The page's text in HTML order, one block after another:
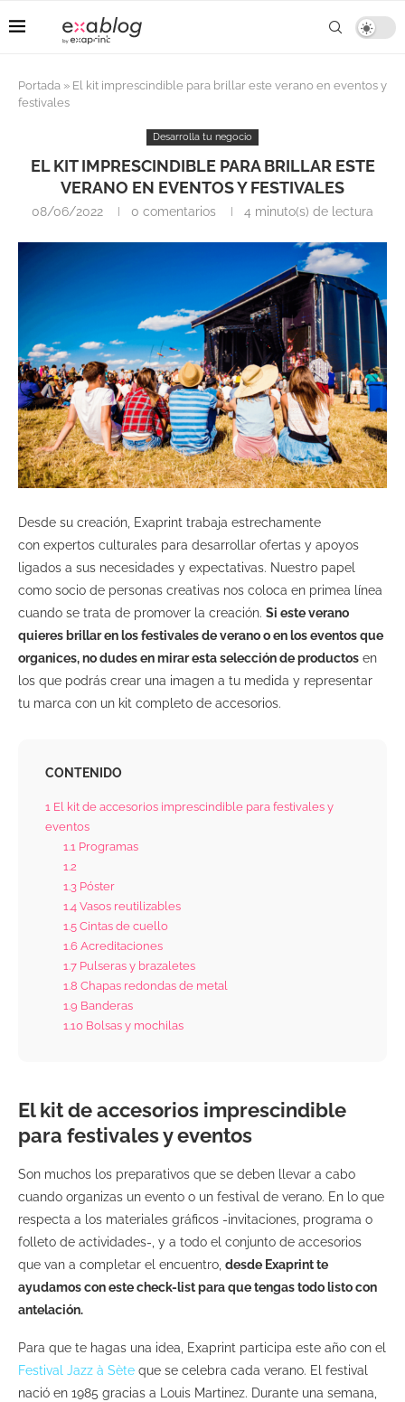
Portada » El kit imprescindible para brillar este verano en eventos y
festivales
Desarrolla tu negocio
EL KIT IMPRESCINDIBLE PARA BRILLAR ESTE
VERANO EN EVENTOS Y FESTIVALES
08/06/2022 0 comentarios 4 minuto(s) de lectura
Desde su creación, Exaprint trabaja estrechamente
con expertos culturales para desarrollar ofertas y apoyos
ligados a sus necesidades y expectativas. Nuestro papel
como socio de personas creativas nos coloca en primea línea
cuando se trata de promover la creación. Si este verano
quieres brillar en los festivales de verano o en los eventos que
organices, no dudes en mirar esta selección de productos en
los que podrás crear una imagen a tu medida y representar
tu marca con un kit completo de accesorios.
CONTENIDO
1 El kit de accesorios imprescindible para festivales y
eventos
1.1 Programas
1.2
1.3 Póster
1.4 Vasos reutilizables
1.5Cintas de cuello
1.6Acreditaciones
1.7Pulseras y brazaletes
1.8 Chapas redondas de metal
1.9 Banderas
1.10Bolsas y mochilas
El kit de accesorios imprescindible
para festivales y eventos
Son muchos los preparativos que se deben llevar a cabo
cuando organizas un evento o un festival de verano. En lo que
respecta a los materiales gráficos -invitaciones, programa o
folleto de actividades-, y a todo el conjunto de accesorios
que van a completar el encuentro, desde Exaprint te
ayudamos con este check-list para que tengas todo listo con
antelación.
Para que te hagas una idea, Exaprint participa este año con el
Festival Jazz à Sète que se celebra cada verano. El festival
nació en 1985 gracias a Louis Martinez. Durante una semana,